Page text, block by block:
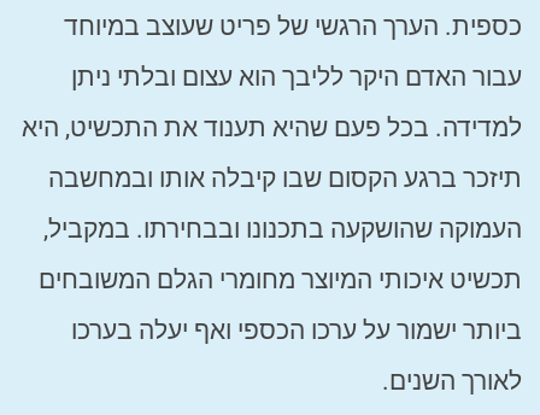
כספית. הערך הרגשי של פריט שעוצב במיוחד
עבור האדם היקר לליבך הוא עצום ובלתי ניתן
למדידה. בכל פעם שהיא תענוד את התכשיט, היא
תיזכר ברגע הקסום שבו קיבלה אותו ובמחשבה
העמוקה שהושקעה בתכנונו ובבחירתו. במקביל,
תכשיט איכותי המיוצר מחומרי הגלם המשובחים
ביותר ישמור על ערכו הכספי ואף יעלה בערכו
לאורך השנים.